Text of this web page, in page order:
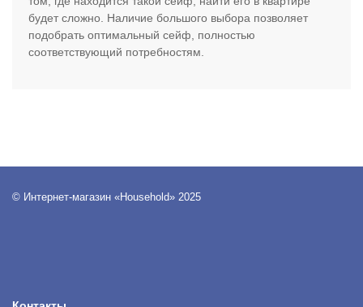
будет сложно. Наличие большого выбора позволяет
подобрать оптимальный сейф, полностью
соответствующий потребностям.
© Интернет-магазин «Household» 2025